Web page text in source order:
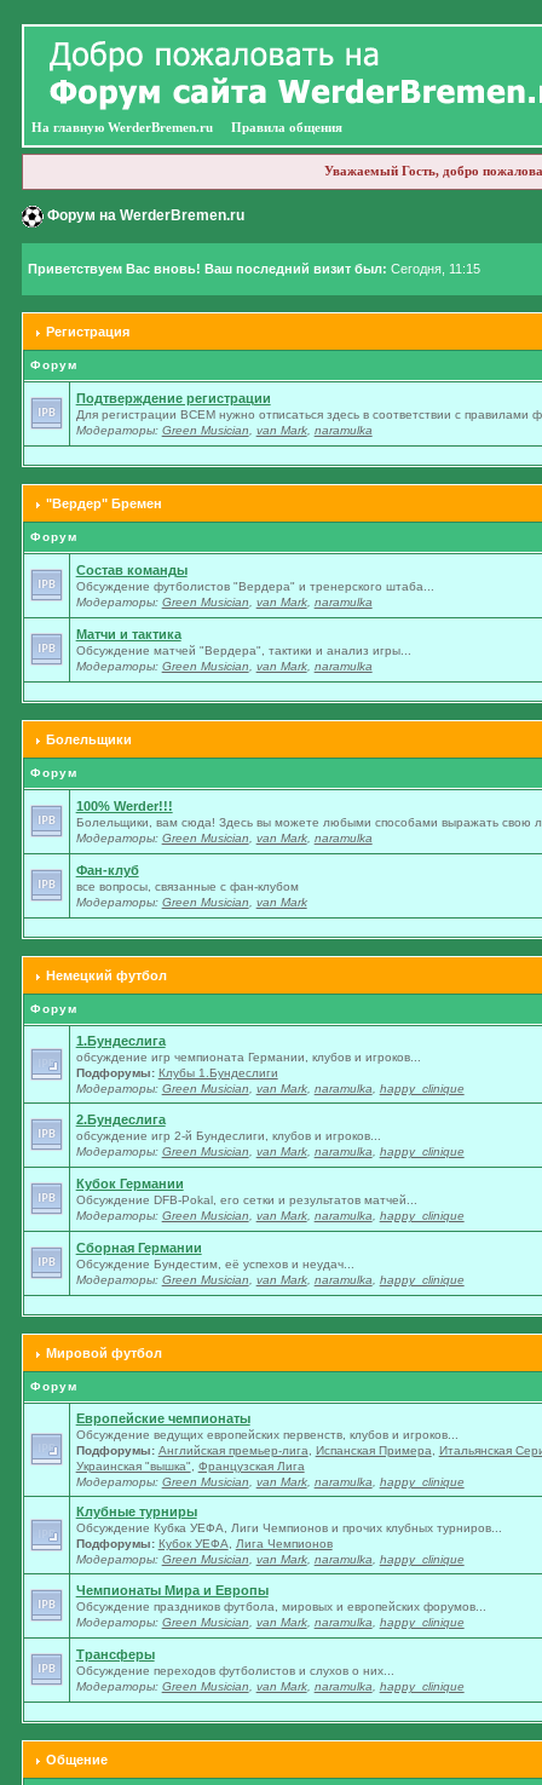
На главную WerderBremen.ru Правила общения
Уважаемый Гость, добро
Форум на WerderBremen.ru
Приветствуем Вас вновь! Ваш последний визит был: Сегодня, 11:15
Регистрация
Форум
Подтверждение регистрации
Для регистрации ВСЕМ нужно отписаться здесь в соответствии с правилами
Модераторы: Green Musician van Mark, naramulka
"Вердер" Бремен
Форум
Состав команды
Обсуждение футболистов "Вердера" и тренерского штаба...
Модераторы: Green Musician van Mark, naramulka
Матчи и тактика
Обсуждение матчей "Вердера", тактики и анализ игры...
Модераторы: Green Musician van Mark, naramulka
Болельщики
Форум
100% Werder!!!
Болельщики, вам сюда! Здесь вы можете любыми способами выражать свою
Модераторы: Green Musician van Mark, naramulka
Фан-клуб
все вопросы, связанные с фан-клубом
Модераторы: Green Musician van Mark
Немецкий футбол
Форум
1.Бундеслига
обсуждение игр чемпионата Германии, клубов и игроков...
Подфорумы: Клубы 1.Бундеслиги
Модераторы: Green Musician van Mark, naramulka happy_clinique
2.Бундеслига
обсуждение игр 2-й Бундеслиги, клубов и игроков...
Модераторы: Green Musician van Mark, naramulka happy_clinique
Кубок Германии
Обсуждение DFB-Pokal, его сетки и результатов матчей...
Модераторы: Green Musician van Mark, naramulka happy_clinique
Сборная Германии
Обсуждение Бундестим, её успехов и неудач...
Модераторы: Green Musician van Mark, naramulka happy_clinique
Мировой футбол
Форум
Европейские чемпионаты
Обсуждение ведущих европейских первенств, клубов и игроков...
Подфорумы: Английская премьер-лига Испанская Примера
Итальянская
Украинская "вышка"
Французская Лига
Модераторы: Green Musician van Mark, naramulka happy_clinique
Клубные турниры
Обсуждение Кубка УЕФА, Лиги Чемпионов и прочих клубных турниров...
Подфорумы: Кубок УЕФА
Лига Чемпионов
Модераторы: Green Musician van Mark, naramulka happy_clinique
Чемпионаты Мира и Европы
Обсуждение праздников футбола, мировых и европейских форумов...
Модераторы: Green Musician van Mark, naramulka happy_clinique
Трансферы
Обсуждение переходов футболистов и слухов о них...
Модераторы: Green Musician van Mark, naramulka happy_clinique
Общение